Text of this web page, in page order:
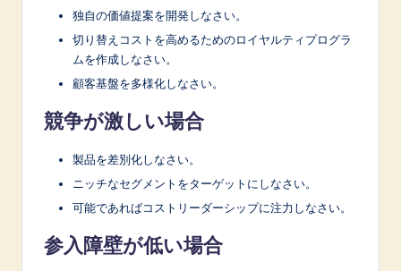
独自の価値提案を開発しなさい。
切り替えコストを高めるためのロイヤルティプログラ
ムを作成しなさい。
顧客基盤を多様化しなさい。
競争が激しい場合
製品を差別化しなさい。
ニッチなセグメントをターゲットにしなさい。
可能であればコストリーダーシップに注力しなさい。
参入障壁が低い場合